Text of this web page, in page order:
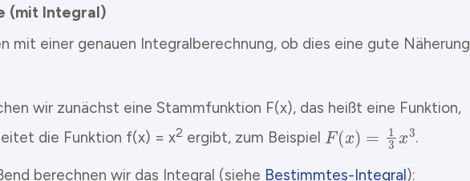
(mit Integral)
mit einer genauen Integralberechnung, ob dies eine gute Näherung
wir zunächst eine Stammfunktion F(x), das heißt eine Funktion,
die Funktion f(x) = x2 ergibt, zum Beispiel
F(x = x3
.
berechnen wir das Integral (siehe Bestimmtes-Integral):